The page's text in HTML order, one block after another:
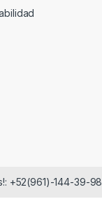
+52(961)-144-39-98